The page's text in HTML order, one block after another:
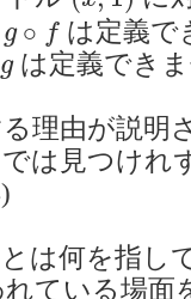
g ∘ f
g∘
は定義で
gは定義でき
理由が説明
は見つけれ
とは何を指
ている場面